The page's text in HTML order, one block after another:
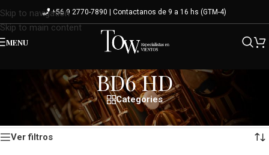
Skip to navigation
Skip to main content
+56 9 2770-7890 | Contactanos de 9 a 16 hs (GTM-4)
MENU
BD6 HD
Categories
Variante del producto/BD6 HD Mostrando el único resultado
Ver filtros